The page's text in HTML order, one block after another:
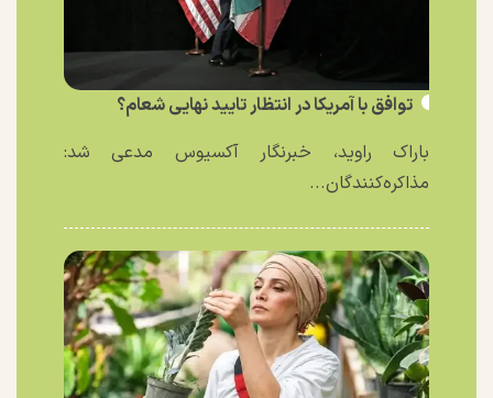
توافق با آمریکا در انتظار تایید نهایی شعام؟
باراک راوید، خبرنگار آکسیوس مدعی شد:
مذاکره‌کنندگان...